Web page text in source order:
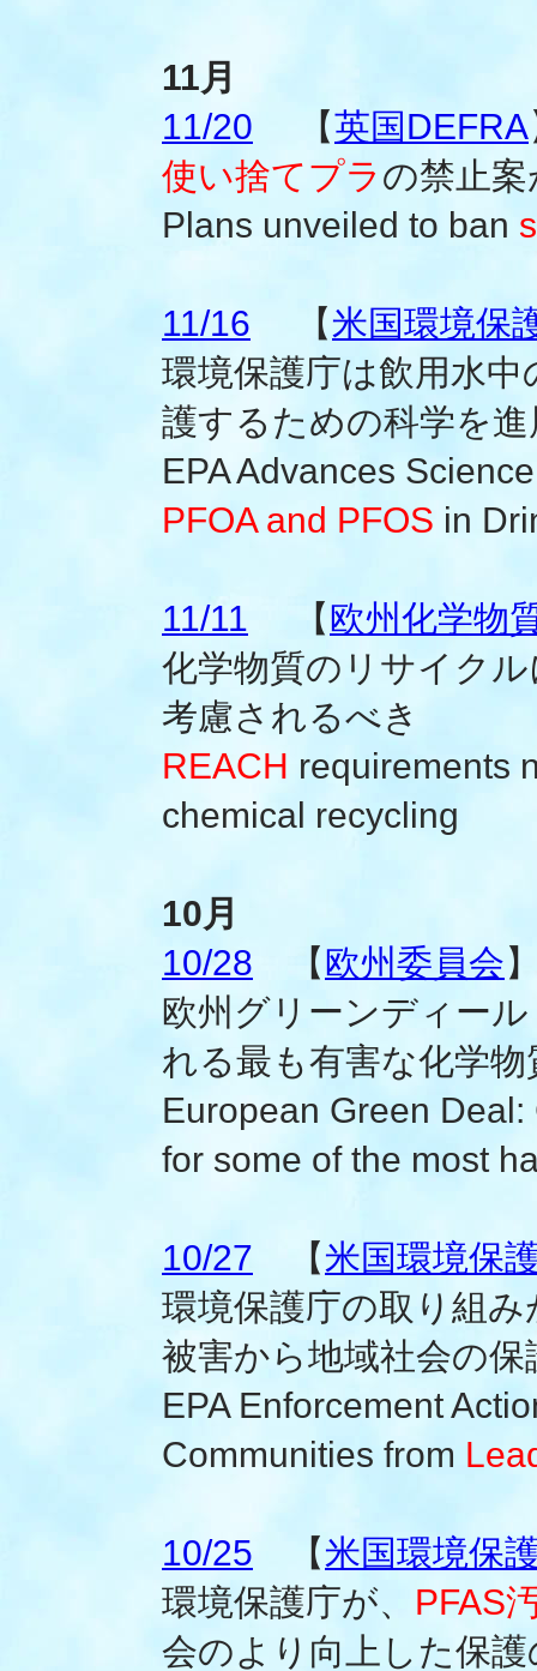
11月
11/20 【英国DEFRA
使い捨てプラ の禁止
Plans unveiled to ban
11/16 【米国環境保
環境保護庁は飲用水
護するための科学を進
EPA Advances
PFOA and PFOS in
11/11 【欧州化学物
化学物質のリサイク
考慮されるべき
REACH requirements
chemical recycling
10月
10/28 【欧州委員会
欧州グリーンディー
れる最も有害な化学
European Green
for some of the most
10/27 【米国環境保
環境保護庁の取り組み
被害から地域社会の保
EPA Enforcement
Communities from
10/25 【米国環境保
環境保護庁が、 PFAS
会のより向上した保